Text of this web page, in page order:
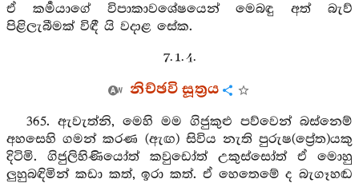
ඒ කර්‍මයාගේ විපාකාවශේෂයෙන් මෙබඳු අත් බැව්
පිළිලැබීමක් විඳී යි වදාළ සේක.
7. 1. 4.
නිච්ඡවි සූත්‍රය
365. ඇවැත්නි, මෙහි මම ගිජුකුළු පව්වෙන් බස්නෙම්
අහසෙහි ගමන් කරණ (ඇඟ) සිවිය නැති පුරුෂ(ප්‍රේත)යකු
දිටිමි. ගිජුලිහිණියෝත් කවුඩෝත් උකුස්සෝත් ඒ මොහු
ලුහුබඳිමින් කඩා කත්, ඉරා කත්. ඒ හෙතෙමේ ද බැගෑහඬ